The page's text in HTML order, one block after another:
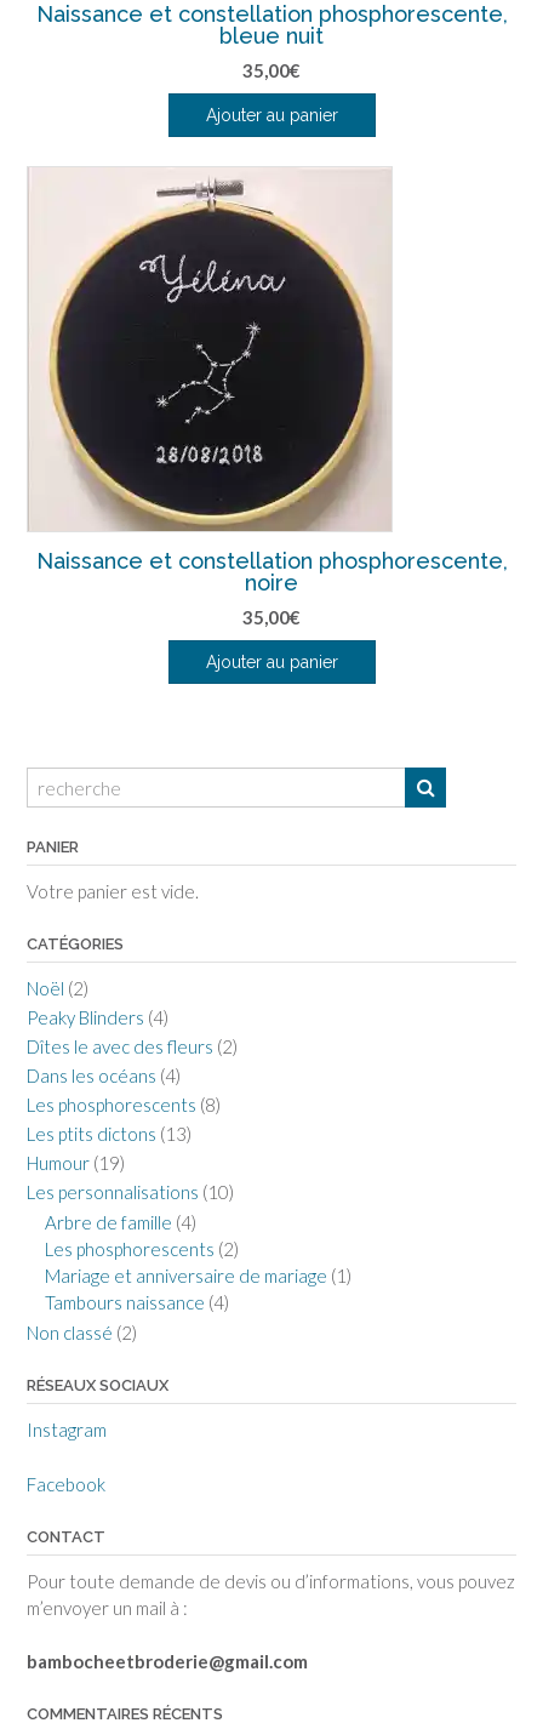
Naissance et constellation phosphorescente,
bleue nuit
35,00€
Ajouter au panier
Naissance et constellation phosphorescente,
noire
35,00€
Ajouter au panier
PANIER
Votre panier est vide.
CATÉGORIES
Noël (2)
Peaky Blinders (4)
Dîtes le avec des fleurs (2)
Dans les océans (4)
Les phosphorescents (8)
Les ptits dictons (13)
Humour (19)
Les personnalisations (10)
Arbre de famille (4)
Les phosphorescents (2)
Mariage et anniversaire de mariage (1)
Tambours naissance (4)
Non classé (2)
RÉSEAUX SOCIAUX
Instagram
Facebook
CONTACT
Pour toute demande de devis ou d’informations, vous pouvez
m’envoyer un mail à :
bambocheetbroderie@gmail.com
COMMENTAIRES RÉCENTS